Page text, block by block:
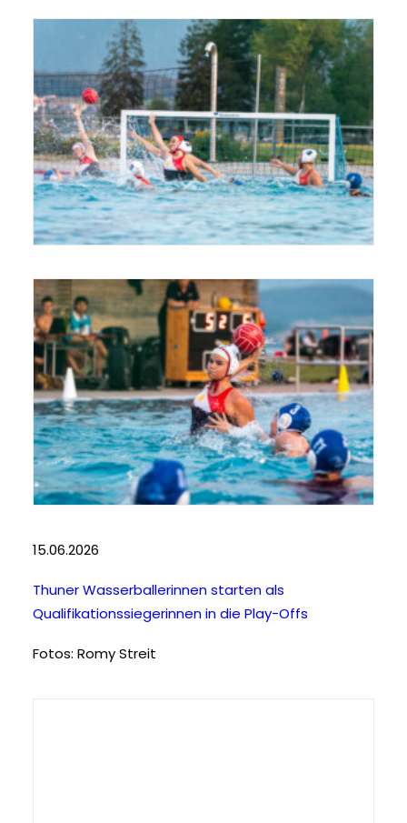
15.06.2026
Thuner Wasserballerinnen starten als
Qualifikationssiegerinnen in die Play-Offs
Fotos: Romy Streit